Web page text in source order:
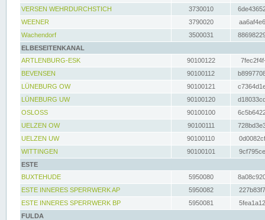
VERSEN WEHRDURCHSTICH
3730010
WEENER
3790020
Wachendorf
3500031
ELBESEITENKANAL
ARTLENBURG-ESK
90100122
BEVENSEN
90100112
LÜNEBURG OW
90100121
LÜNEBURG UW
90100120
OSLOSS
90100100
UELZEN OW
90100111
UELZEN UW
90100110
WITTINGEN
90100101
ESTE
BUXTEHUDE
5950080
ESTE INNERES SPERRWERK AP
5950082
ESTE INNERES SPERRWERK BP
5950081
FULDA